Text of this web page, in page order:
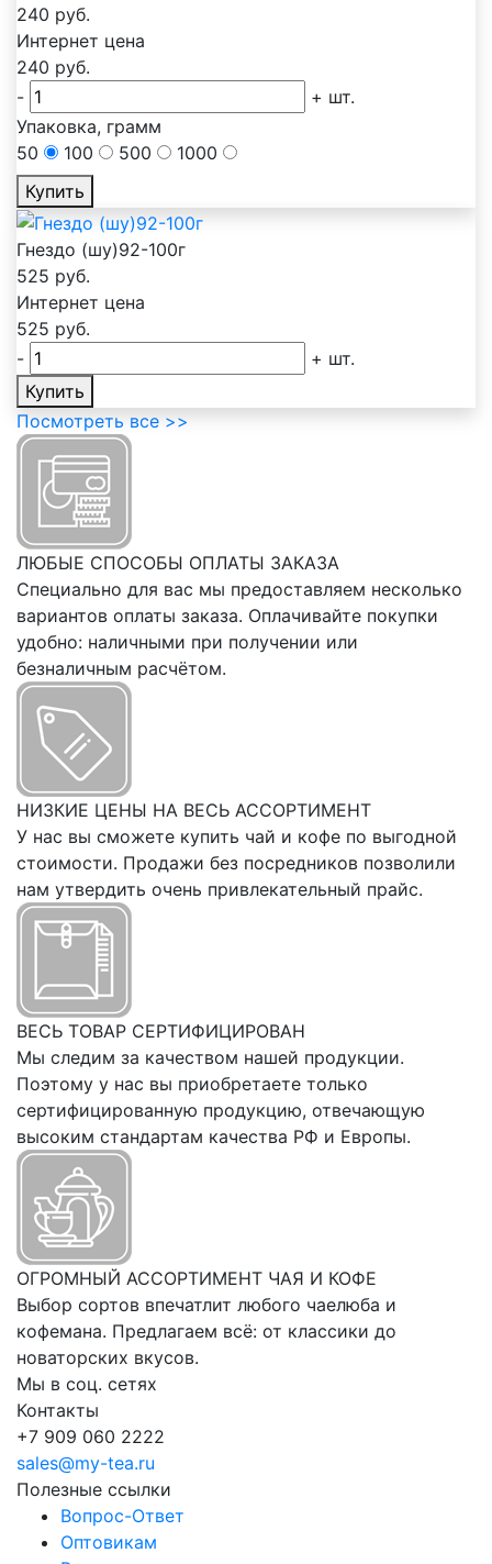
240 руб.
Интернет цена
240 руб.
-
+ шт.
Упаковка, грамм
50
100 500
1000
Купить
Гнездо (шу)92-100г
525 руб.
Интернет цена
525 руб.
-
+ шт.
Купить
Посмотреть все >>
ЛЮБЫЕ СПОСОБЫ ОПЛАТЫ ЗАКАЗА
Специально для вас мы предоставляем несколько
вариантов оплаты заказа. Оплачивайте покупки
удобно: наличными при получении или
безналичным расчётом.
НИЗКИЕ ЦЕНЫ НА ВЕСЬ АССОРТИМЕНТ
У нас вы сможете купить чай и кофе по выгодной
стоимости. Продажи без посредников позволили
нам утвердить очень привлекательный прайс.
ВЕСЬ ТОВАР СЕРТИФИЦИРОВАН
Мы следим за качеством нашей продукции.
Поэтому у нас вы приобретаете только
сертифицированную продукцию, отвечающую
высоким стандартам качества РФ и Европы.
ОГРОМНЫЙ АССОРТИМЕНТ ЧАЯ И КОФЕ
Выбор сортов впечатлит любого чаелюба и
кофемана. Предлагаем всё: от классики до
новаторских вкусов.
Мы в соц. сетях
Контакты
+7 909 060 2222
sales@my-tea.ru
Полезные ссылки
Вопрос-Ответ
Оптовикам